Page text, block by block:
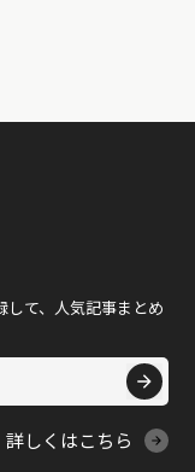
して、人気記事まとめ
詳しくはこちら